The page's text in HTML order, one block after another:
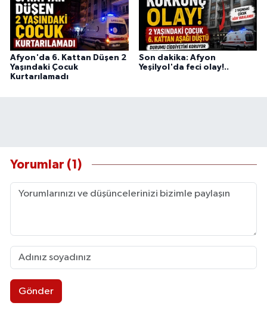
Afyon'da 6. Kattan Düşen 2
Yaşındaki Çocuk
Kurtarılamadı
Son dakika: Afyon
Yeşilyol'da feci olay!..
Yorumlar (1)
Gönder